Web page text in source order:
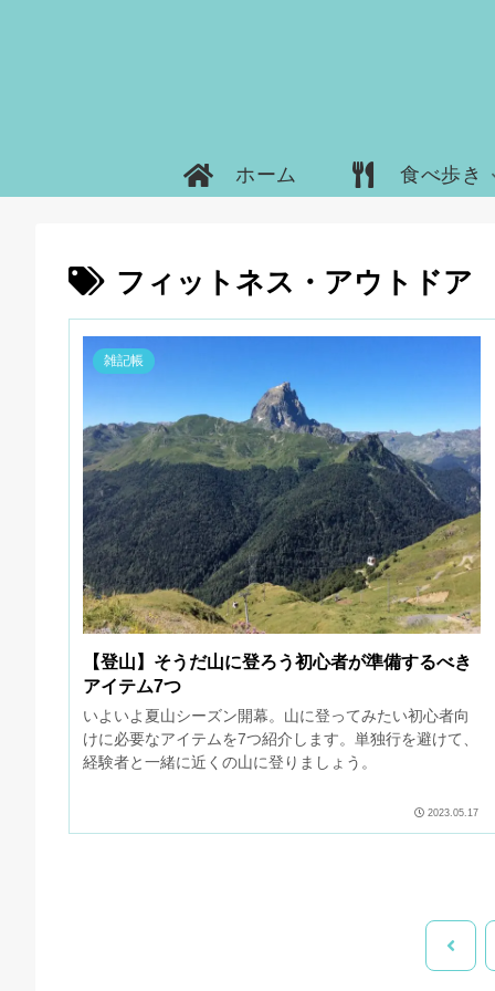
ホーム 食べ歩き
フィットネス・アウトドア
雑記帳
【登山】そうだ山に登ろう初心者が準備するべき
アイテム7つ
いよいよ夏山シーズン開幕。山に登ってみたい初心者向
けに必要なアイテムを7つ紹介します。単独行を避けて、
経験者と一緒に近くの山に登りましょう。
2023.05.17
前